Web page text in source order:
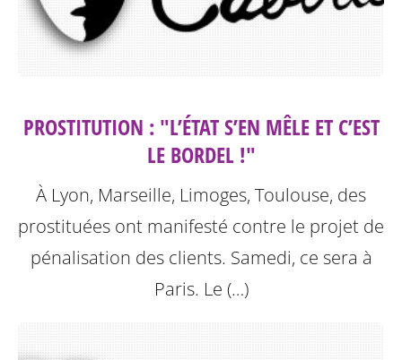
PROSTITUTION : "L’ÉTAT S’EN MÊLE ET C’EST
LE BORDEL !"
À Lyon, Marseille, Limoges, Toulouse, des
prostituées ont manifesté contre le projet de
pénalisation des clients. Samedi, ce sera à
Paris. Le (…)